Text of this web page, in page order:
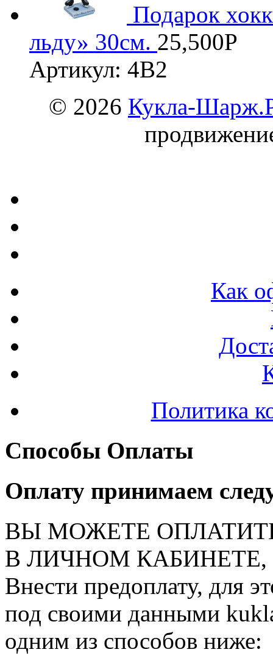
Подарок
льду» 30см. 25,500Р
Артикул: 4В2
© 2026 Кукла-
Как
Политика
Способы Оплаты
Оплату принимаем
ВЫ МОЖЕТЕ
В ЛИЧНОМ КАБИНЕТЕ,
Внести предоплату, для
под своими данными
одним из способов ниже: